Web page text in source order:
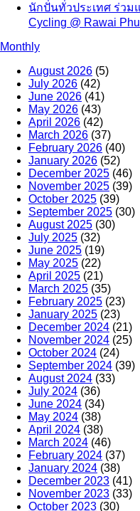
นักปั่นทั่วประเทศ ร่วม
Cycling @ Rawai
Monthly
August 2026 (5)
July 2026 (42)
June 2026 (41)
May 2026 (43)
April 2026 (42)
March 2026 (37)
February 2026 (40)
January 2026 (52)
December 2025 (46)
November 2025 (39)
October 2025 (39)
September 2025 (30)
August 2025 (30)
July 2025 (32)
June 2025 (19)
May 2025 (22)
April 2025 (21)
March 2025 (35)
February 2025 (23)
January 2025 (23)
December 2024 (21)
November 2024 (25)
October 2024 (24)
September 2024 (39)
August 2024 (33)
July 2024 (36)
June 2024 (34)
May 2024 (38)
April 2024 (38)
March 2024 (46)
February 2024 (37)
January 2024 (38)
December 2023 (41)
November 2023 (33)
October 2023 (30)